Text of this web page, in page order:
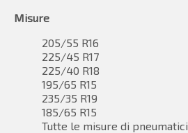
Misure
205/55 R16
225/45 R17
225/40 R18
195/65 R15
235/35 R19
185/65 R15
Tutte le misure di pneumatici